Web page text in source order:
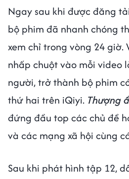
Ngay sau khi được đăng
bộ phim đã nhanh chóng
xem chỉ trong vòng 24 giờ.
nhấp chuột vào mỗi video
người, trở thành bộ phim
thứ hai trên iQiyi. Thượng
đứng đầu top các chủ đề
và các mạng xã hội cùng
Sau khi phát hình tập 12,